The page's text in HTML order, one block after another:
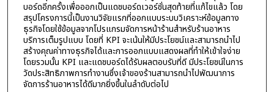
บอร์ดอีกครั้งเพื่อออกเป็นแดชบอร์ดเวอร์ชั่นสุดท้ายที่แก้ไขแล้ว โดย
สรุปโครงการนี้เป็นงานวิจัยแรกที่ออกแบบระบบวิเคราะห์ข้อมูลทาง
ธุรกิจโดยใช้ข้อมูลจากโปรแกรมจัดการหน้าร้านสำหรับร้านอาหาร
บริการเต็มรูปแบบ โดยที่ KPI จะเน้นให้มีประโยชน์และสามารถนำไป
สร้างคุณค่าทางธุรกิจได้และการออกแบบแสดงผลที่ทำให้เข้าใจง่าย
โดยรวมนั้น KPI และแดชบอร์ดได้รับผลตอบรับที่ดี มีประโยชน์ในการ
วัดประสิทธิภาพการทำงานซึ่งเจ้าของร้านสามารถนำไปพัฒนาการ
จัดการร้านอาหารได้ดีมากยิ่งขึ้นในลำดับต่อไป